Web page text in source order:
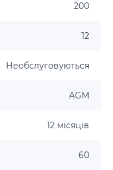
200
12
Необслуговуються
AGM
12 місяців
60